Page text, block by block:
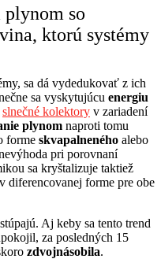
so
ktorú systémy
sa dá vydedukovať z ich
sa vyskytujúcu energiu
slnečné kolektory v zariadení
plynom naproti tomu
forme skvapalneného alebo
pri porovnaní
sa kryštalizuje taktiež
diferencovanej forme pre obe
Aj keby sa tento trend
za posledných 15
zdvojnásobila.